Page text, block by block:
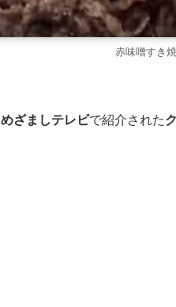
赤味噌すき
めざましテレビで紹介された